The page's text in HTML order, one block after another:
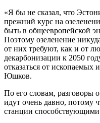
«Я бы не сказал, что
прежний курс на
быть в общеевропейской
Поэтому озеленение
от них требуют, как и от
декарбонизации к 2050
отказаться от
Юшков.
По его словам, разговоры
идут очень давно, потому
станции способствующими